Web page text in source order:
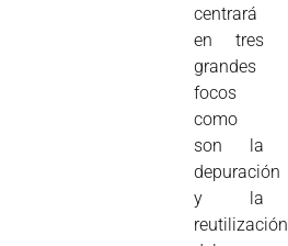
centrará
en tres
grandes
focos
como
son la
depuración
y la
reutilización